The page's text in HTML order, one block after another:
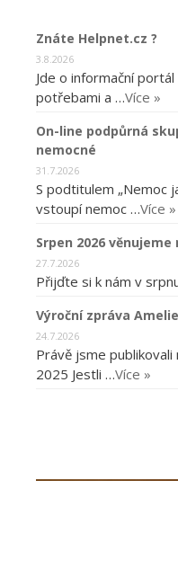
Znáte Helpnet.cz ?
3.8.2026
Jde o informační
potřebami a …Více »
On-line podpůrná
nemocné
31.7.2026
S podtitulem „Nemoc
vstoupí nemoc …Více »
Srpen 2026
27.7.2026
Přijďte si k nám v
Výroční zpráva
24.7.2026
Právě jsme
2025 Jestli …Více »